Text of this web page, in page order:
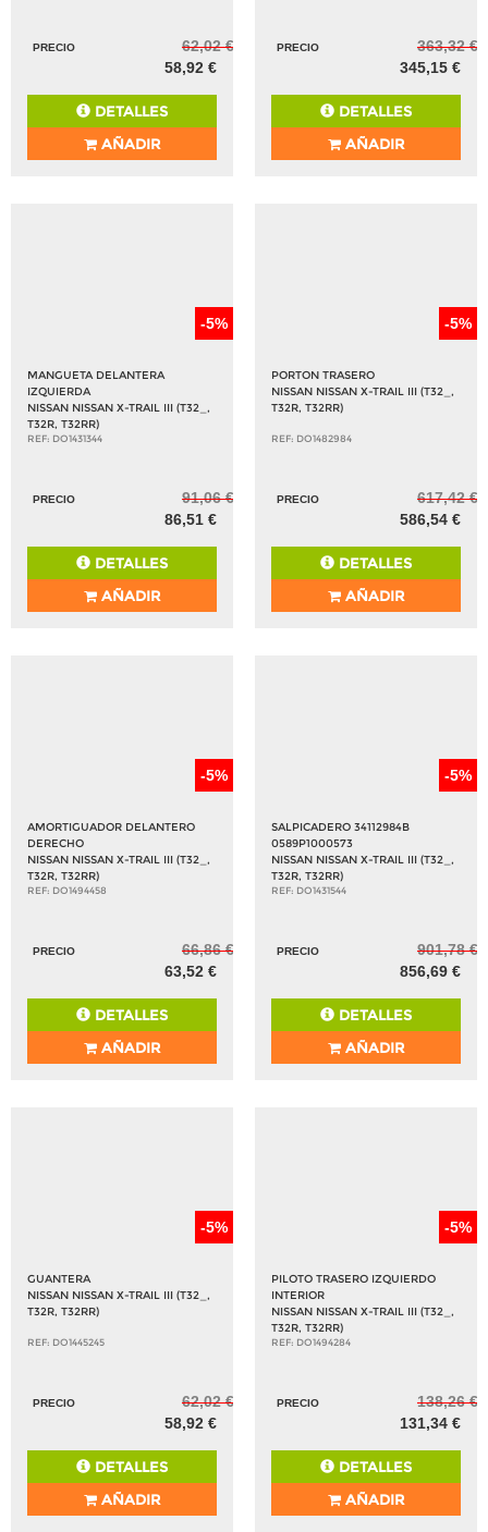
PRECIO
62,02 €
58,92 €
DETALLES
AÑADIR
PRECIO
363,32 €
345,15 €
DETALLES
AÑADIR
-5%
MANGUETA DELANTERA
IZQUIERDA
NISSAN NISSAN X-TRAIL III (T32_,
T32R, T32RR)
REF: DO1431344
PRECIO
91,06 €
86,51 €
DETALLES
AÑADIR
-5%
PORTON TRASERO
NISSAN NISSAN X-TRAIL III (T32_,
T32R, T32RR)
REF: DO1482984
PRECIO
617,42 €
586,54 €
DETALLES
AÑADIR
-5%
AMORTIGUADOR DELANTERO
DERECHO
NISSAN NISSAN X-TRAIL III (T32_,
T32R, T32RR)
REF: DO1494458
PRECIO
66,86 €
63,52 €
DETALLES
AÑADIR
-5%
SALPICADERO 34112984B
0589P1000573
NISSAN NISSAN X-TRAIL III (T32_,
T32R, T32RR)
REF: DO1431544
PRECIO
901,78 €
856,69 €
DETALLES
AÑADIR
-5%
GUANTERA
NISSAN NISSAN X-TRAIL III (T32_,
T32R, T32RR)
REF: DO1445245
PRECIO
62,02 €
58,92 €
DETALLES
AÑADIR
-5%
PILOTO TRASERO IZQUIERDO
INTERIOR
NISSAN NISSAN X-TRAIL III (T32_,
T32R, T32RR)
REF: DO1494284
PRECIO
138,26 €
131,34 €
DETALLES
AÑADIR